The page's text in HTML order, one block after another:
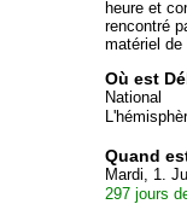
heure et
rencontré
matériel de
Où est
National
Quand
Mardi, 1.
297 jours